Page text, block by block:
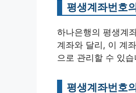
평생계좌번호
하나은행의 평생계
계좌와 달리, 이 계
으로 관리할 수 있습
평생계좌번호